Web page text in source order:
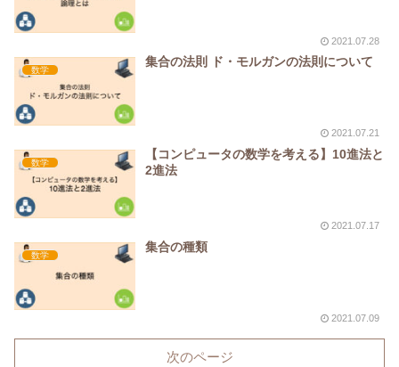
2021.07.28
数学
集合の法則 ド・モルガンの法則について
2021.07.21
数学
【コンピュータの数学を考える】10進法と
2進法
2021.07.17
数学
集合の種類
2021.07.09
次のページ